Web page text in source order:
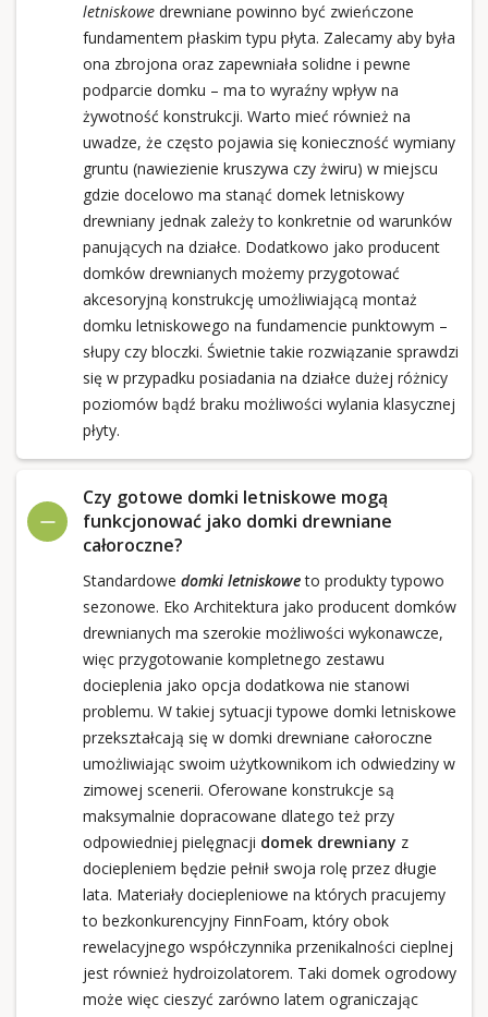
letniskowedrewniane powinno być zwieńczone
fundamentem płaskim typu płyta. Zalecamy aby była
ona zbrojona oraz zapewniała solidne i pewne
podparcie domku – ma to wyraźny wpływ na
żywotność konstrukcji. Warto mieć również na
uwadze, że często pojawia się konieczność wymiany
gruntu (nawiezienie kruszywa czy żwiru) w miejscu
gdzie docelowo ma stanąć domek letniskowy
drewniany jednak zależy to konkretnie od warunków
panujących na działce. Dodatkowo jako producent
domków drewnianych możemy przygotować
akcesoryjną konstrukcję umożliwiającą montaż
domku letniskowego na fundamencie punktowym –
słupy czy bloczki. Świetnie takie rozwiązanie sprawdzi
się w przypadku posiadania na działce dużej różnicy
poziomów bądź braku możliwości wylania klasycznej
płyty.
Czy gotowe domki letniskowe mogą
funkcjonować jako domki drewniane
całoroczne?
Standardowe domki letniskoweto produkty typowo
sezonowe. Eko Architektura jako producent domków
drewnianych ma szerokie możliwości wykonawcze,
więc przygotowanie kompletnego zestawu
docieplenia jako opcja dodatkowa nie stanowi
problemu. W takiej sytuacji typowe domki letniskowe
przekształcają się w domki drewniane całoroczne
umożliwiając swoim użytkownikom ich odwiedziny w
zimowej scenerii. Oferowane konstrukcje są
maksymalnie dopracowane dlatego też przy
odpowiedniej pielęgnacji domek drewniany z
dociepleniem będzie pełnił swoja rolę przez długie
lata. Materiały dociepleniowe na których pracujemy
to bezkonkurencyjny FinnFoam, który obok
rewelacyjnego współczynnika przenikalności cieplnej
jest również hydroizolatorem. Taki domek ogrodowy
może więc cieszyć zarówno latem ograniczając